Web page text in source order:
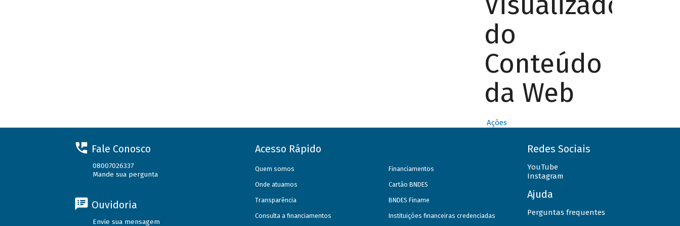
do
Conteúdo
da Web
Ações
Fale Conosco
08007026337
Mande sua pergunta
Ouvidoria
Envie sua mensagem
Acesso Rápido
Quem somos
Onde atuamos
Transparência
Consulta a financiamentos
Financiamentos
Cartão BNDES
BNDES Finame
Instituições financeiras credenciadas
Redes Sociais
YouTube
Instagram
Ajuda
Perguntas frequentes